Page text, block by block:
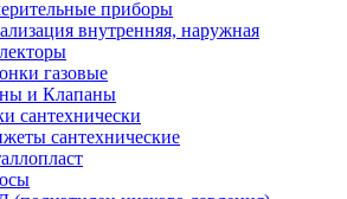
приборы
внутренняя, наружная
газовые
и Клапаны
сантехнически
сантехнические